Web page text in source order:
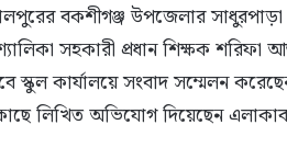
বকশীগঞ্জ উপজেলার
সহকারী প্রধান শিক্ষক শরিফা
স্কুল কার্যালয়ে সংবাদ সম্মেলন
লিখিত অভিযোগ দিয়েছেন